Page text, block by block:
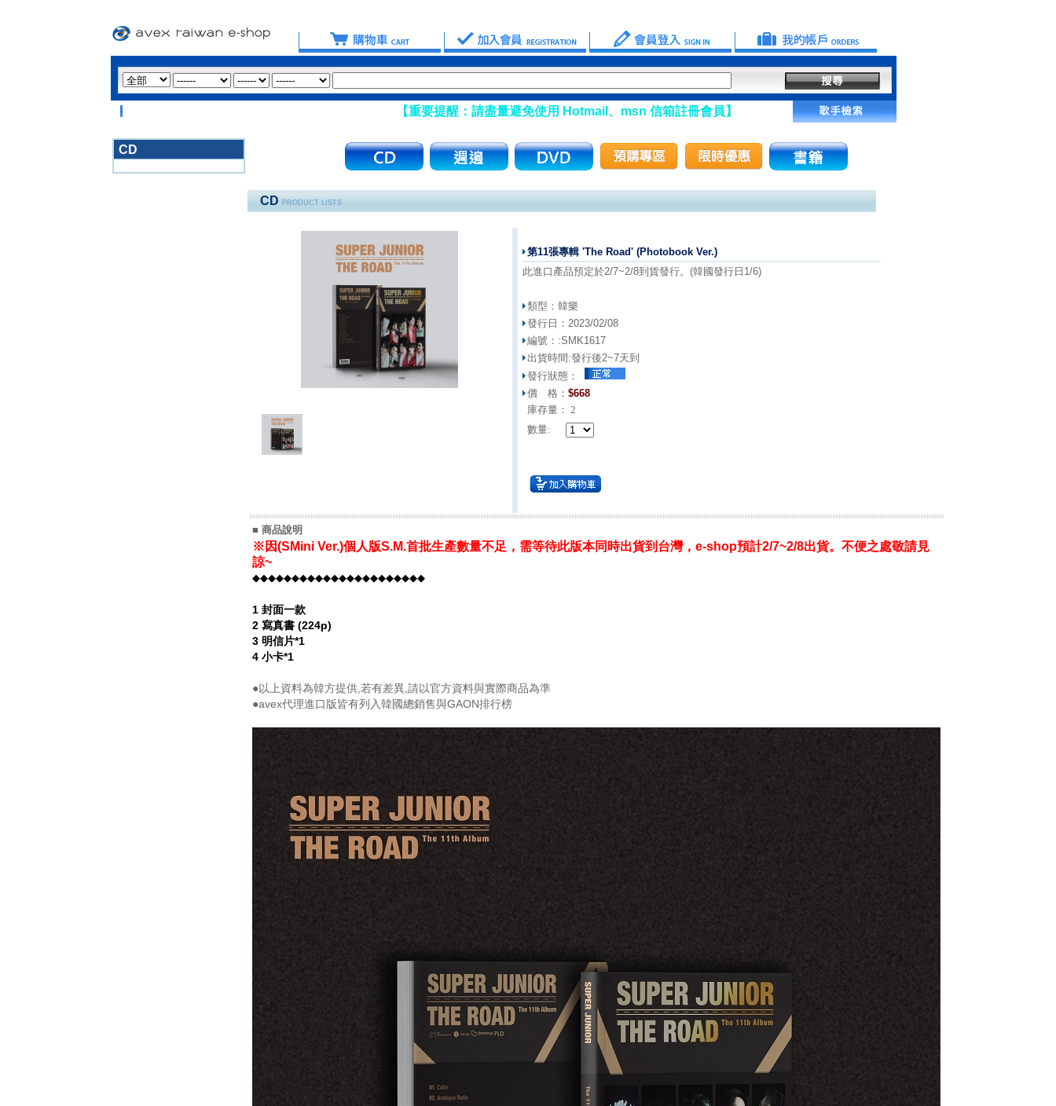
【重要提醒：請盡量避免使用 Hotmail、msn 信箱註冊會員】
CD
CD PRODUCT LISTS
第11張專輯 'The Road' (Photobook Ver.)
此進口產品預定於2/7~2/8到貨發行。(韓國發行日1/6)
類型： 韓樂
發行日： 2023/02/08
編號：:SMK1617
出貨時間:發行後2~7天到
發行狀態：
價 格： $668
庫存量： 2
數量:
■ 商品說明
※因(SMini Ver.)個人版S.M.首批生產數量不足，需等待此版本同時出貨到台灣，e-shop預計2/7~2/8出貨。不便之處敬請見
諒~
◆◆◆◆◆◆◆◆◆◆◆◆◆◆◆◆◆◆◆◆◆◆
1 封面一款
2 寫真書 (224p)
3 明信片*1
4 小卡*1
●以上資料為韓方提供,若有差異,請以官方資料與實際商品為準
●avex代理進口版皆有列入韓國總銷售與GAON排行榜